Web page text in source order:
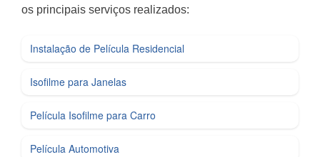
os principais serviços realizados:
Instalação de Película Residencial
Isofilme para Janelas
Película Isofilme para Carro
Película Automotiva